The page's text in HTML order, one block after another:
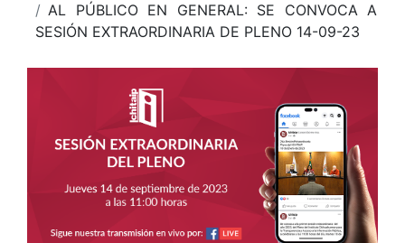
AL PÚBLICO EN GENERAL: SE CONVOCA A
SESIÓN EXTRAORDINARIA DE PLENO 14-09-23